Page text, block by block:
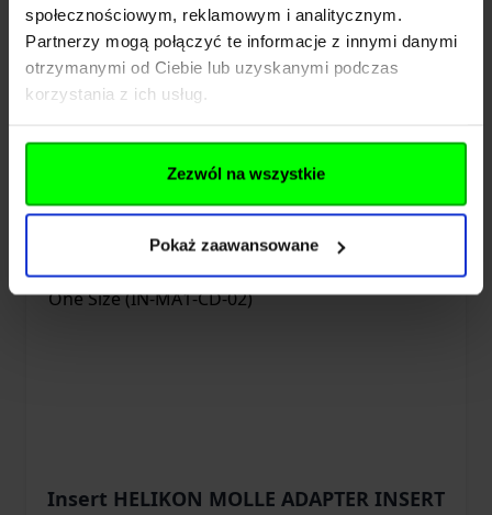
społecznościowym, reklamowym i analitycznym.
Partnerzy mogą połączyć te informacje z innymi danymi
otrzymanymi od Ciebie lub uzyskanymi podczas
korzystania z ich usług.
Zezwól na wszystkie
Pokaż zaawansowane
1 - Cordura - Czarny - One Size (IN-MA1-
CD-01)
18,99 zł
Insert HELIKON MOLLE ADAPTER INSERT